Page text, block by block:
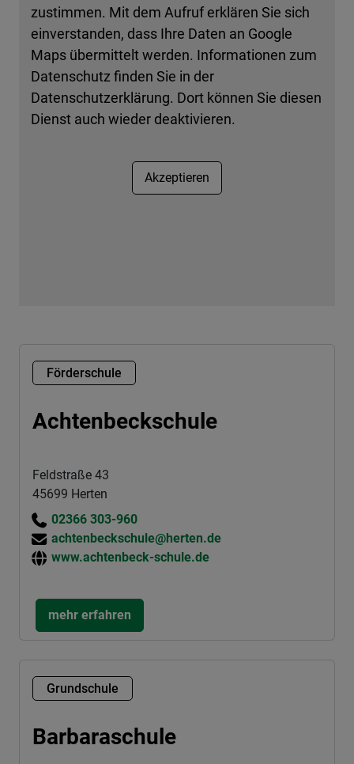
zustimmen. Mit dem Aufruf erklären Sie sich
einverstanden, dass Ihre Daten an Google
Maps übermittelt werden. Informationen zum
Datenschutz finden Sie in der
Datenschutzerklärung. Dort können Sie diesen
Dienst auch wieder deaktivieren.
Akzeptieren
Förderschule
Achtenbeckschule
Feldstraße 43
45699 Herten
02366 303-960
achtenbeckschule@herten.de
www.achtenbeck-schule.de
mehr erfahren
Grundschule
Barbaraschule